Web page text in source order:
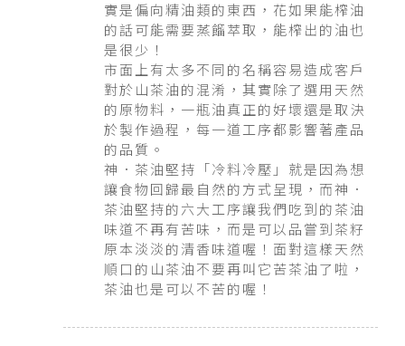
實是偏向精油類的東西，花如果能榨油
的話可能需要蒸餾萃取，能榨出的油也
是很少！
市面上有太多不同的名稱容易造成客戶
對於山茶油的混淆，其實除了選用天然
的原物料，一瓶油真正的好壞還是取決
於製作過程，每一道工序都影響著產品
的品質。
神．茶油堅持「冷料冷壓」就是因為想
讓食物回歸最自然的方式呈現，而神．
茶油堅持的六大工序讓我們吃到的茶油
味道不再有苦味，而是可以品嘗到茶籽
原本淡淡的清香味道喔！面對這樣天然
順口的山茶油不要再叫它苦茶油了啦，
茶油也是可以不苦的喔！